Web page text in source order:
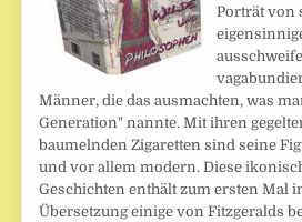
Porträt von
Männer, die das ausmachten, was
Generation" nannte. Mit ihren
baumelnden Zigaretten sind seine
und vor allem modern. Diese
Geschichten enthält zum ersten Mal
Übersetzung einige von Fitzgeralds